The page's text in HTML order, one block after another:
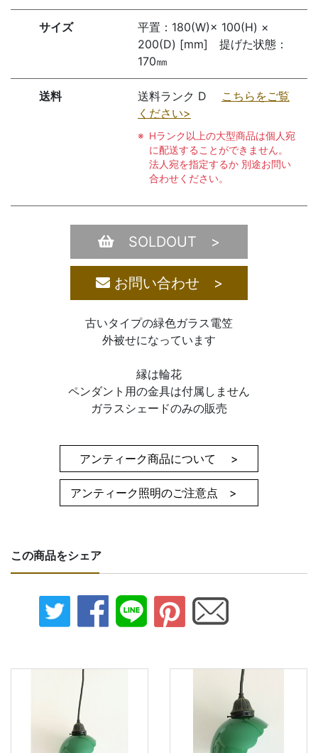
サイズ
平置：180(W)× 100(H) ×
200(D) [mm] 提げた状態：
170㎜
送料 送料ランク D こちらをご覧
ください>
Hランク以上の大型商品は個人宛
に配送することができません。
法人宛を指定するか 別途お問い
合わせください。
SOLDOUT >
お問い合わせ >
古いタイプの緑色ガラス電笠
外被せになっています
縁は輪花
ペンダント用の金具は付属しません
ガラスシェードのみの販売
アンティーク商品について >
アンティーク照明のご注意点 >
この商品をシェア